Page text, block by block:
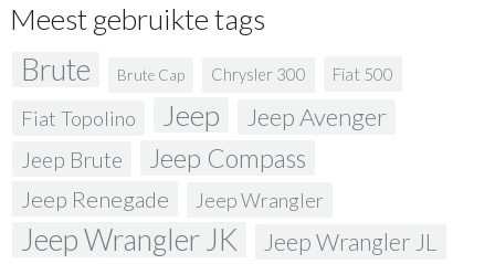
Meest gebruikte tags
Brute Brute Cap Chrysler 300 Fiat 500
Fiat Topolino Jeep Jeep Avenger
Jeep Brute Jeep Compass
Jeep Renegade Jeep Wrangler
Jeep Wrangler JK Jeep Wrangler JL